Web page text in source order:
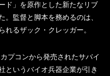
ド」を原作とした新たなリブ
。監督と脚本を務めるのは、
れるザック・クレッガー。
プコンから発売されたサバイ
というバイオ兵器企業が引き